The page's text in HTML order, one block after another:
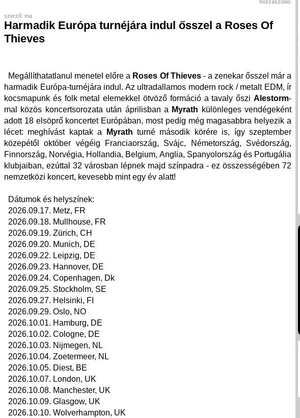
hozzászólás
szerző: ma
Harmadik Európa turnéjára indul ősszel a Roses Of
Thieves
Megállíthatatlanul menetel előre a Roses Of Thieves- a zenekar ősszel már a
harmadik Európa-turnéjára indul. Az ultradallamos modern rock / metalt EDM, ír
kocsmapunk és folk metal elemekkel ötvöző formáció a tavaly őszi Alestorm-
mal közös koncertsorozata után áprilisban a Myrath különleges vendégeként
adott 18 elsöprő koncertet Európában, most pedig még magasabbra helyezik a
lécet: meghívást kaptak a
Myrath turné második körére is, így szeptember
közepétől október végéig Franciaország, Svájc, Németország, Svédország,
Finnország, Norvégia, Hollandia, Belgium, Anglia, Spanyolország és Portugália
klubjaiban, ezúttal 32 városban lépnek majd színpadra - ez összességében 72
nemzetközi koncert, kevesebb mint egy év alatt!
Dátumok és helyszínek:
2026.09.17. Metz, FR
2026.09.18. Mullhouse, FR
2026.09.19. Zürich, CH
2026.09.20. Munich, DE
2026.09.22. Leipzig, DE
2026.09.23. Hannover, DE
2026.09.24. Copenhagen, Dk
2026.09.25. Stockholm, SE
2026.09.27. Helsinki, FI
2026.09.29. Oslo, NO
2026.10.01. Hamburg, DE
2026.10.02. Cologne, DE
2026.10.03. Nijmegen, NL
2026.10.04. Zoetermeer, NL
2026.10.05. Diest, BE
2026.10.07. London, UK
2026.10.08. Manchester, UK
2026.10.09. Glasgow, UK
2026.10.10. Wolverhampton, UK